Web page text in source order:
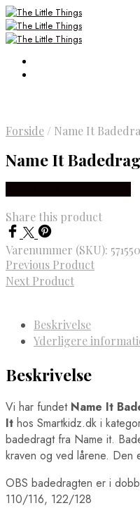
Forside / Name It
Name It
Share this product
Varenummer (SKU):
Previous Product
Next Product
Beskrivelse
Yderligere
Beskrivelse
Vi har fundet Name It
It hos Smartkidz.dk i
badedragt fra Name it.
kraven og ved lårene. Den
OBS badedragten er i
110/116, 122/128